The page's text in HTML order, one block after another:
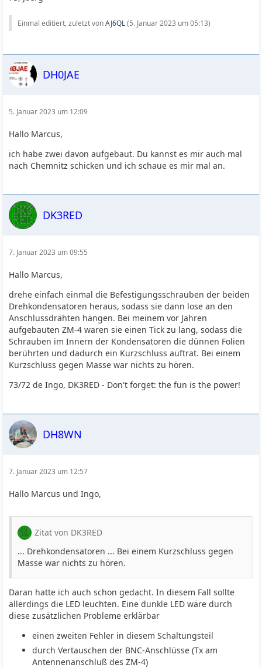
Einmal editiert, zuletzt vonAJ6QL(5. Januar 2023 um 05:13)
DH0JAE
5. Januar 2023 um 12:09
Hallo Marcus,
ich habe zwei davon aufgebaut. Du kannst es mir auch mal
nach Chemnitz schicken und ich schaue es mir mal an.
DK3RED
7. Januar 2023 um 09:55
Hallo Marcus,
drehe einfach einmal die Befestigungsschrauben der beiden
Drehkondensatoren heraus, sodass sie dann lose an den
Anschlussdrähten hängen. Bei meinem vor Jahren
aufgebauten ZM-4 waren sie einen Tick zu lang, sodass die
Schrauben im Innern der Kondensatoren die dünnen Folien
berührten und dadurch ein Kurzschluss auftrat. Bei einem
Kurzschluss gegen Masse war nichts zu hören.
73/72 de Ingo, DK3RED - Don't forget: the fun is the power!
DH8WN
7. Januar 2023 um 12:57
Hallo Marcus und Ingo,
Zitat von DK3RED
... Drehkondensatoren ... Bei einem Kurzschluss gegen
Masse war nichts zu hören.
Daran hatte ich auch schon gedacht. In diesem Fall sollte
allerdings die LED leuchten. Eine dunkle LED wäre durch
diese zusätzlichen Probleme erklärbar
einen zweiten Fehler in diesem Schaltungsteil
durch Vertauschen der BNC-Anschlüsse (Tx am
Antennenanschluß des ZM-4)